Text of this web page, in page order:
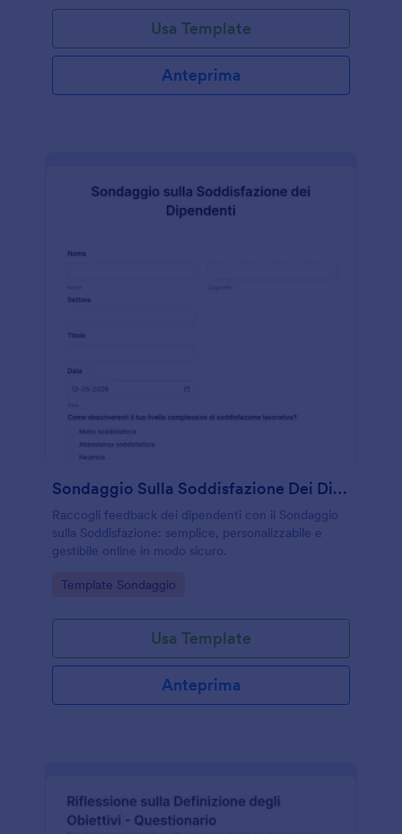
Usa Template
Anteprima
Sondaggio Sulla Soddisfazione Dei Dipendenti
Raccogli feedback dei dipendenti con il Sondaggio
sulla Soddisfazione: semplice, personalizzabile e
gestibile online in modo sicuro.
Go to Category:
Template Sondaggio
Usa Template
Anteprima